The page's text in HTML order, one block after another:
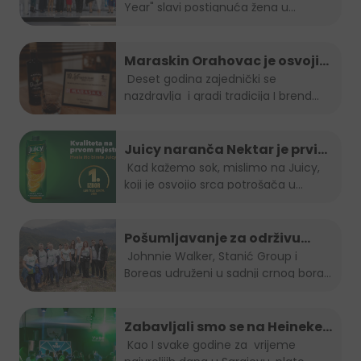
2023 je naša direktorica Amra
Year" slavi postignuća žena u...
Maraskin Orahovac je osvojio
zlatnu plaketu na Spirit fest-u
2023
nazdravlja i gradi tradicija I brend...
Juicy naranča Nektar je prvi
izbor potrošača u BiH
koji je osvojio srca potrošača u
Pošumljavanje za održivu
budućnost
Boreas udruženi u sadnji crnog bora...
Zabavljali smo se na Heineken
Summer lounge-u